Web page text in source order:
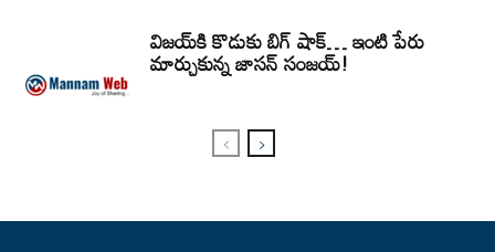
విజయ్‌కి కొడుకు బిగ్ షాక్… ఇంటి పేరు
మార్చుకున్న జాసన్ సంజయ్!